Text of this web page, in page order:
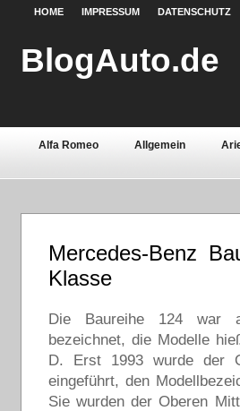
HOME IMPRESSUM DATENSCHUTZ
BlogAuto.de
Alfa Romeo Allgemein
Chevrolet Chrysler
Lamborghini Lancia Land
Volvo Wartburg
Mercedes-Benz
Klasse
Die Baureihe 124 war
bezeichnet, die Modelle
D. Erst 1993 wurde der
eingeführt, den
Sie wurden der Oberen